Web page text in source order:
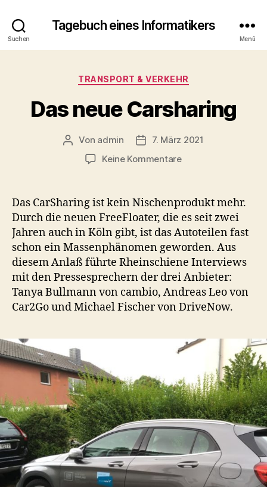
Suchen
Tagebuch eines Informatikers
Menü
Kategorien
TRANSPORT & VERKEHR
Das neue Carsharing
Beitragsautor
Von admin Beitragsdatum
7. März 2021
Keine Kommentarezu
Carsharing
Das CarSharing ist kein Nischenprodukt mehr.
Durch die neuen FreeFloater, die es seit zwei
Jahren auch in Köln gibt, ist das Autoteilen fast
schon ein Massenphänomen geworden. Aus
diesem Anlaß führte Rheinschiene Interviews
mit den Pressesprechern der drei Anbieter:
Tanya Bullmann von cambio, Andreas Leo von
Car2Go und Michael Fischer von DriveNow.